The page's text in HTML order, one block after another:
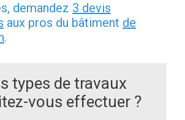
demandez 3 devis
aux pros du bâtiment de
.
types de travaux
vous effectuer ?